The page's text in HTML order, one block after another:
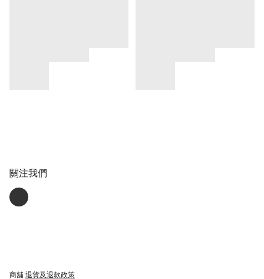
關注我們
商舖 退貨及退款政策